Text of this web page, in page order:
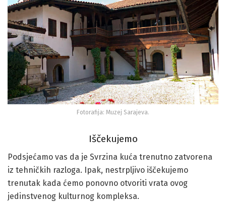
Fotorafija: Muzej Sarajeva.
Iščekujemo
Podsjećamo vas da je Svrzina kuća trenutno zatvorena
iz tehničkih razloga. Ipak, nestrpljivo iščekujemo
trenutak kada ćemo ponovno otvoriti vrata ovog
jedinstvenog kulturnog kompleksa.